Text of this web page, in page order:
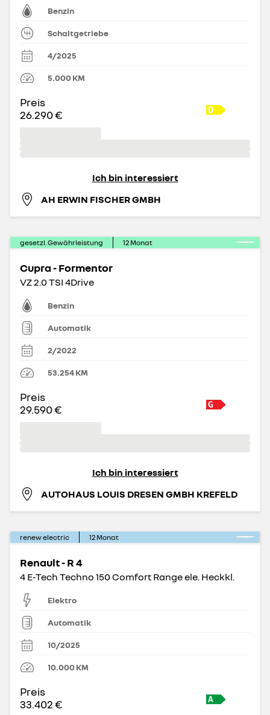
Benzin
Schaltgetriebe
4/2025
5.000KM
Preis
26.290 €
Ich bin interessiert
AH ERWIN FISCHER GMBH
gesetzl. Gewährleistung 12Monat
Cupra - Formentor
VZ 2.0 TSI 4Drive
Benzin
Automatik
2/2022
53.254KM
Preis
29.590 €
Ich bin interessiert
AUTOHAUS LOUIS DRESEN GMBH KREFELD
renew electric 12Monat
Renault - R 4
4 E-Tech Techno 150 Comfort Range ele. Heckkl.
Elektro
Automatik
10/2025
10.000KM
Preis
33.402 €